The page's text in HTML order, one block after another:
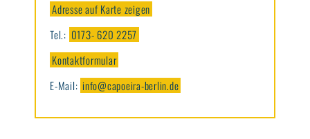
Adresse auf Karte zeigen
Tel.: 0173- 620 2257
Kontaktformular
E-Mail: info@capoeira-berlin.de